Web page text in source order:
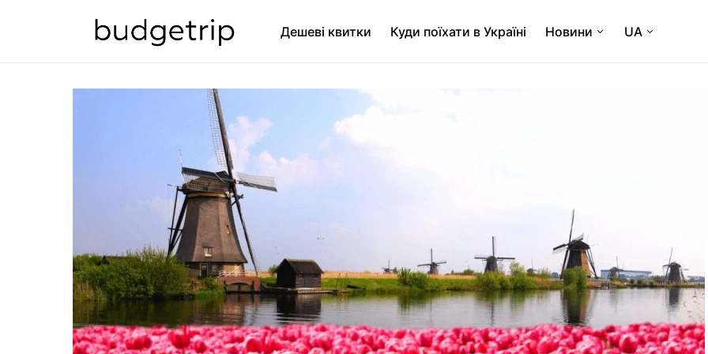
Дешеві квитки Куди поїхати в Україні Новини UA